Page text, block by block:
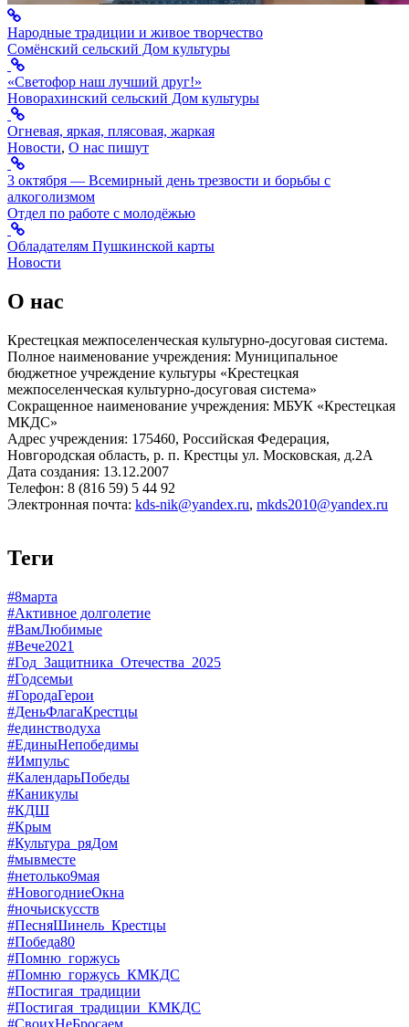
Народные традиции и живое творчество
Сомёнский сельский Дом культуры
«Светофор наш лучший друг!»
Новорахинский сельский Дом культуры
Огневая, яркая, плясовая, жаркая
Новости, О нас пишут
3 октября — Всемирный день трезвости и борьбы с
алкоголизмом
Отдел по работе с молодёжью
Обладателям Пушкинской карты
Новости
О нас
Крестецкая межпоселенческая культурно-досуговая система.
Полное наименование учреждения: Муниципальное
бюджетное учреждение культуры «Крестецкая
межпоселенческая культурно-досуговая система»
Сокращенное наименование учреждения: МБУК «Крестецкая
МКДС»
Адрес учреждения: 175460, Российская Федерация,
Новгородская область, р. п. Крестцы ул. Московская, д.2А
Дата создания: 13.12.2007
Телефон: 8 (816 59) 5 44 92
Электронная почта: kds-nik@yandex.ru, mkds2010@yandex.ru
Теги
#8марта
#Активное долголетие
#ВамЛюбимые
#Вече2021
#Год_Защитника_Отечества_2025
#Годсемьи
#ГородаГерои
#ДеньФлагаКрестцы
#единстводуха
#ЕдиныНепобедимы
#Импульс
#КалендарьПобеды
#Каникулы
#КДШ
#Крым
#Культура_ряДом
#мывместе
#нетолько9мая
#НовогодниеОкна
#ночьискусств
#ПесняШинель_Крестцы
#Победа80
#Помню_горжусь
#Помню_горжусь_КМКДС
#Постигая_традиции
#Постигая_традиции_КМКДС
#СвоихНеБросаем